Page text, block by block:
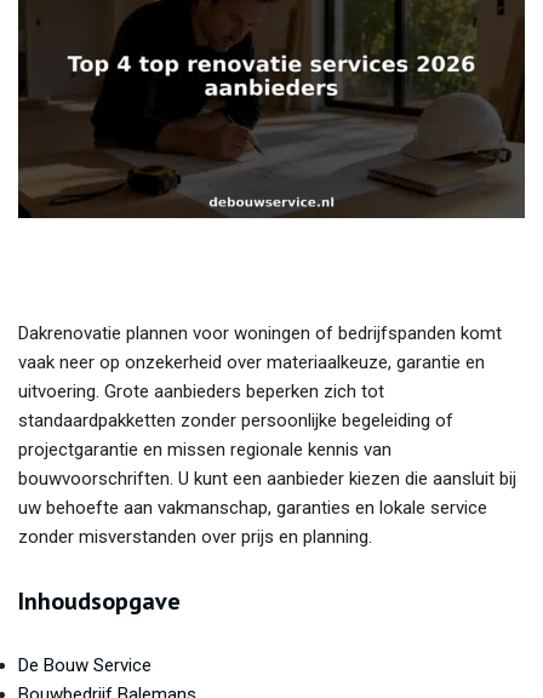
Dakrenovatie plannen voor woningen of bedrijfspanden komt
vaak neer op onzekerheid over materiaalkeuze, garantie en
uitvoering. Grote aanbieders beperken zich tot
standaardpakketten zonder persoonlijke begeleiding of
projectgarantie en missen regionale kennis van
bouwvoorschriften. U kunt een aanbieder kiezen die aansluit bij
uw behoefte aan vakmanschap, garanties en lokale service
zonder misverstanden over prijs en planning.
Inhoudsopgave
De Bouw Service